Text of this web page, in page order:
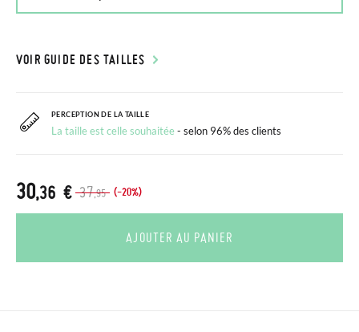
VOIR GUIDE DES TAILLES
PERCEPTION DE LA TAILLE
La taille est celle souhaitée- selon 96% des clients
37,95 (-20%)
30,36 €
AJOUTER AU PANIER